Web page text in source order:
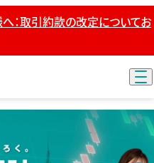
：取引約款の改定についてお